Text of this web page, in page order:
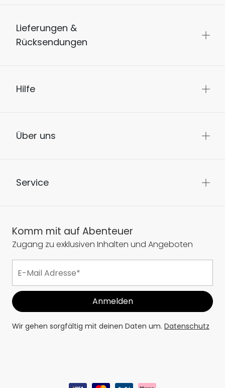
Lieferungen &
Rücksendungen
Hilfe
Über uns
Service
Komm mit auf Abenteuer
Zugang zu exklusiven Inhalten und Angeboten
Wir gehen sorgfältig mit deinen Daten um. Datenschutz